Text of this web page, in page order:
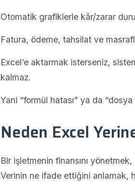
Otomatik grafiklerle kâr/zarar
Fatura, ödeme, tahsilat ve
Excel’e aktarmak isterseniz,
kalmaz.
Yani “formül hatası” ya da
Neden Excel
Bir işletmenin finansını
Verinin ne ifade ettiğini anlamak,